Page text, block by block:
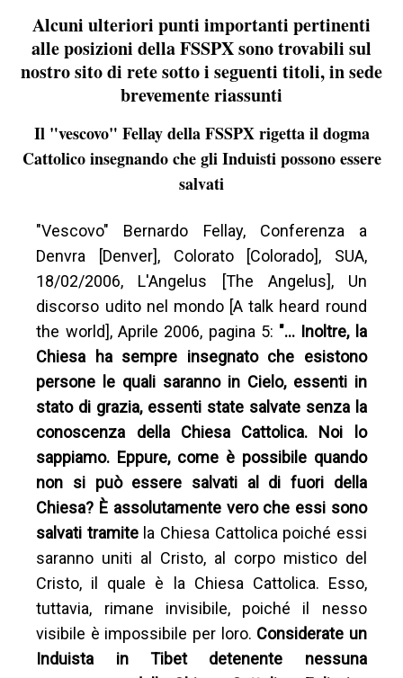
Alcuni ulteriori punti importanti pertinenti
alle posizioni della FSSPX sono trovabili sul
nostro sito di rete sotto i seguenti titoli, in sede
brevemente riassunti
Il "vescovo" Fellay della FSSPX rigetta il dogma
Cattolico insegnando che gli Induisti possono essere
salvati
"Vescovo" Bernardo Fellay, Conferenza a
Denvra [Denver], Colorato [Colorado], SUA,
18/02/2006, L'Angelus [The Angelus], Un
discorso udito nel mondo [A talk heard round
the world], Aprile 2006, pagina 5: "… Inoltre, la
Chiesa ha sempre insegnato che esistono
persone le quali saranno in Cielo, essenti in
stato di grazia, essenti state salvate senza la
conoscenza della Chiesa Cattolica. Noi lo
sappiamo. Eppure, come è possibile quando
non si può essere salvati al di fuori della
Chiesa? È assolutamente vero che essi sono
salvati tramite la Chiesa Cattolica poiché essi
saranno uniti al Cristo, al corpo mistico del
Cristo, il quale è la Chiesa Cattolica. Esso,
tuttavia, rimane invisibile, poiché il nesso
visibile è impossibile per loro. Considerate un
Induista in Tibet detenente nessuna